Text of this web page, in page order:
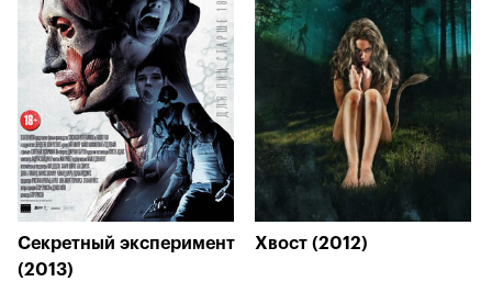
Секретный эксперимент
(2013)
Хвост (2012)